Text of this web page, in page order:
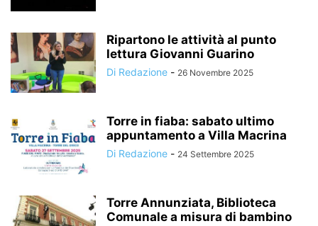
Ripartono le attività al punto
lettura Giovanni Guarino
Di Redazione - 26 Novembre 2025
Torre in fiaba: sabato ultimo
appuntamento a Villa Macrina
Di Redazione - 24 Settembre 2025
Torre Annunziata, Biblioteca
Comunale a misura di bambino